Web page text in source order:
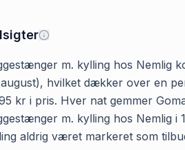
m. kylling hos Nemlig
hvilket dækker over en
kr i pris. Hver nat gemmer
m. kylling hos Nemlig i
aldrig været markeret som